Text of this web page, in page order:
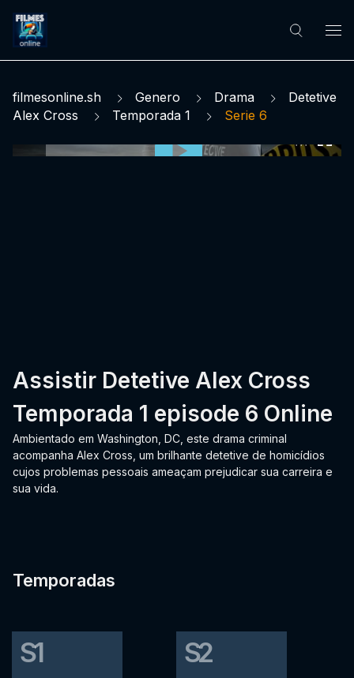
filmesonline.sh Genero Drama
Detetive
Alex Cross
Temporada 1 Serie 6
Assistir Detetive Alex Cross
Temporada 1 episode 6 Online
Ambientado em Washington, DC, este drama criminal
acompanha Alex Cross, um brilhante detetive de homicídios
cujos problemas pessoais ameaçam prejudicar sua carreira e
sua vida.
Temporadas
S1 S2